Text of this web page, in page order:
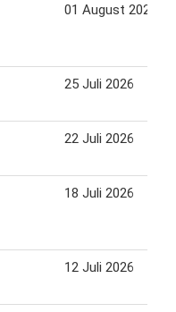
01 August 2026
25 Juli 2026
22 Juli 2026
18 Juli 2026
12 Juli 2026